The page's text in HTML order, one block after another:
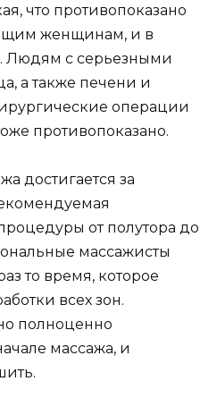
что противопоказано
женщинам, и в
Людям с серьезными
а также печени и
операции
противопоказано.
достигается за
от полутора до
массажисты
то время, которое
всех зон.
полноценно
массажа, и